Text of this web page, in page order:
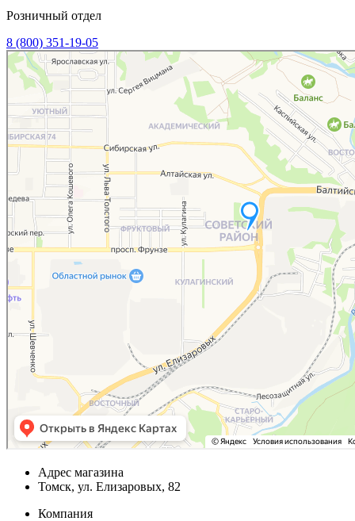
Розничный отдел
8 (800) 351-19-05
Адрес магазина
Томск, ул. Елизаровых, 82
Компания